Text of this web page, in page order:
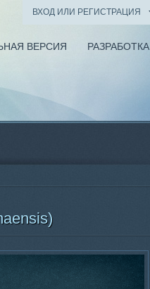
ВХОД ИЛИ РЕГИСТРАЦИЯ
ВЕРСИЯ РАЗРАБОТКА